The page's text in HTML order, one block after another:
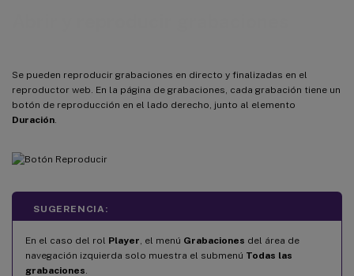
Se pueden reproducir grabaciones en directo y finalizadas en el
reproductor web. En la página de grabaciones, cada grabación tiene un
botón de reproducción en el lado derecho, junto al elemento
Duración
SUGERENCIA:
En el caso del rol Player , el menú Grabaciones del área de
navegación izquierda solo muestra el submenú Todas las
grabaciones